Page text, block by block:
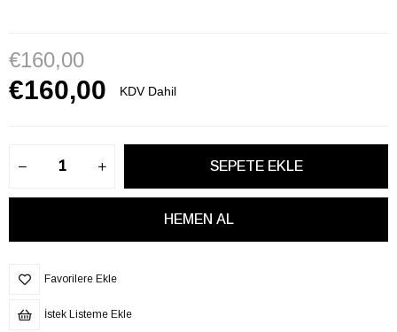
€160,00
KDV Dahil
€160,00
Favorilere Ekle
İstek Listeme Ekle